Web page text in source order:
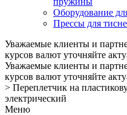
Оборудование
Прессы для
Уважаемые клиенты и
курсов валют уточняйте
Уважаемые клиенты и
курсов валют уточняйте
> Переплетчик на
электрический
Меню